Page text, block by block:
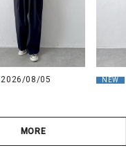
2026/08/05 NEW
MORE